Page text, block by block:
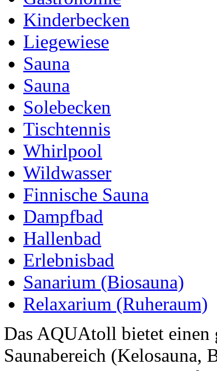
Kinderbecken
Liegewiese
Sauna
Sauna
Solebecken
Tischtennis
Whirlpool
Wildwasser
Finnische Sauna
Dampfbad
Hallenbad
Erlebnisbad
Sanarium (Biosauna)
Relaxarium (Ruheraum)
Das AQUAtoll bietet einen
Saunabereich (Kelosauna,